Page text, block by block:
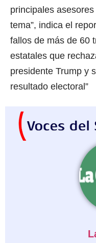
principales
tema”, indica el
fallos de más de 60
estatales que
presidente Trump y
resultado electoral”